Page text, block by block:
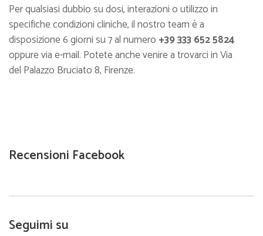
Per qualsiasi dubbio su dosi, interazioni o utilizzo in
specifiche condizioni cliniche, il nostro team è a
disposizione 6 giorni su 7 al numero +39 333 652 5824
oppure via e-mail. Potete anche venire a trovarci in Via
del Palazzo Bruciato 8, Firenze.
Recensioni Facebook
Seguimi su